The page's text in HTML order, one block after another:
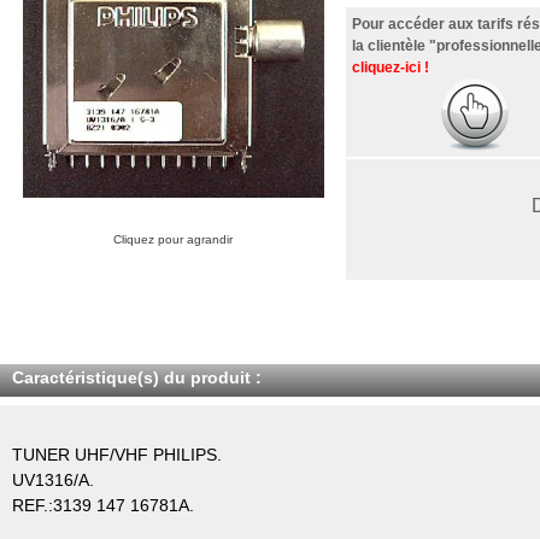
Cliquez pour agrandir
Pour accéder aux tarifs
la clientèle
cliquez-ici !
Caractéristique(s) du produit :
TUNER UHF/VHF PHILIPS.
UV1316/A.
REF.:3139 147 16781A.